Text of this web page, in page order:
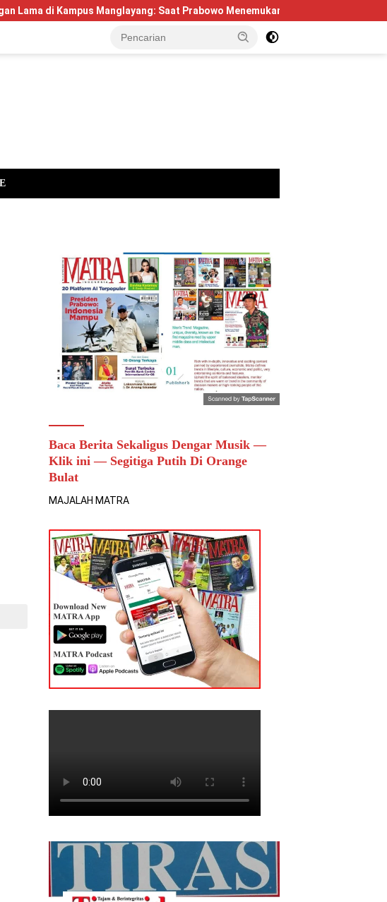
Manglayang: Saat Prabowo Menemukan Kembali Jejak Sejarah IPDN
Baca Berita Sekaligus Dengar Musik —
Klik ini — Segitiga Putih Di Orange
Bulat
MAJALAH MATRA